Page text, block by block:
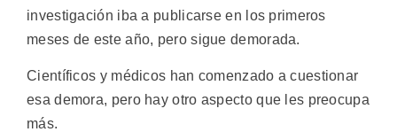
investigación iba a publicarse en los primeros
meses de este año, pero sigue demorada.
Científicos y médicos han comenzado a cuestionar
esa demora, pero hay otro aspecto que les preocupa
más.